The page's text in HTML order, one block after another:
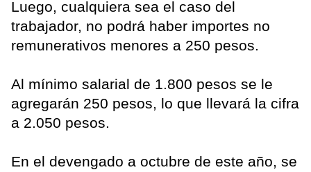
Luego, cualquiera sea el caso del
trabajador, no podrá haber importes no
remunerativos menores a 250 pesos.
Al mínimo salarial de 1.800 pesos se le
agregarán 250 pesos, lo que llevará la cifra
a 2.050 pesos.
En el devengado a octubre de este año, se